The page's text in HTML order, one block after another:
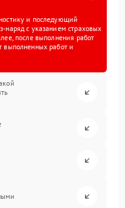
и последующий
наряд с указанием страховых
после выполнения работ
выполненных работ и